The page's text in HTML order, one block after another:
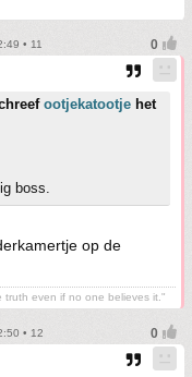
• 11
ootjekatootje het
boss.
op de
truth even if no one believes it."
• 12